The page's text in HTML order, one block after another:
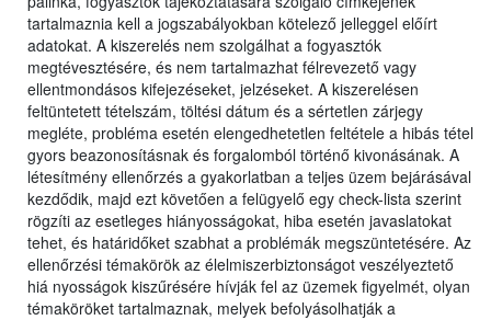
tartalmaznia kell a jogszabályokban kötelező jelleggel előírt
adatokat. A kiszerelés nem szolgálhat a fogyasztók
megtévesztésére, és nem tartalmazhat félrevezető vagy
ellentmondásos kifejezéseket, jelzéseket. A kiszerelésen
feltüntetett tételszám, töltési dátum és a sértetlen zárjegy
megléte, probléma esetén elengedhetetlen feltétele a hibás tétel
gyors beazonosításnak és forgalomból történő kivonásának. A
létesítmény ellenőrzés a gyakorlatban a teljes üzem bejárásával
kezdődik, majd ezt követően a felügyelő egy check-lista szerint
rögzíti az esetleges hiányosságokat, hiba esetén javaslatokat
tehet, és határidőket szabhat a problémák megszüntetésére. Az
ellenőrzési témakörök az élelmiszerbiztonságot veszélyeztető
hiá nyosságok kiszűrésére hívják fel az üzemek figyelmét, olyan
témaköröket tartalmaznak, melyek befolyásolhatják a